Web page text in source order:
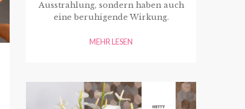
Ausstrahlung, sondern haben auch
eine beruhigende Wirkung.
MEHR LESEN